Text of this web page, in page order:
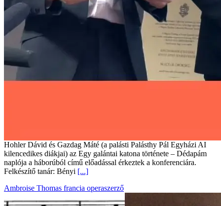
Hohler Dávid és Gazdag Máté (a palásti Palásthy Pál Egyházi AI
kilencedikes diákjai) az Egy galántai katona története – Dédapám
naplója a háborúból című előadással érkeztek a konferenciára.
Felkészítő tanár: Bényi [...]
Ambroise Thomas francia operaszerző